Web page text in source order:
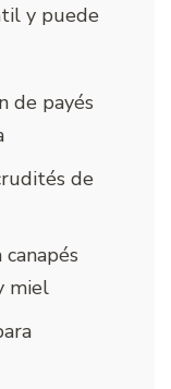
y puede
de payés
de
miel